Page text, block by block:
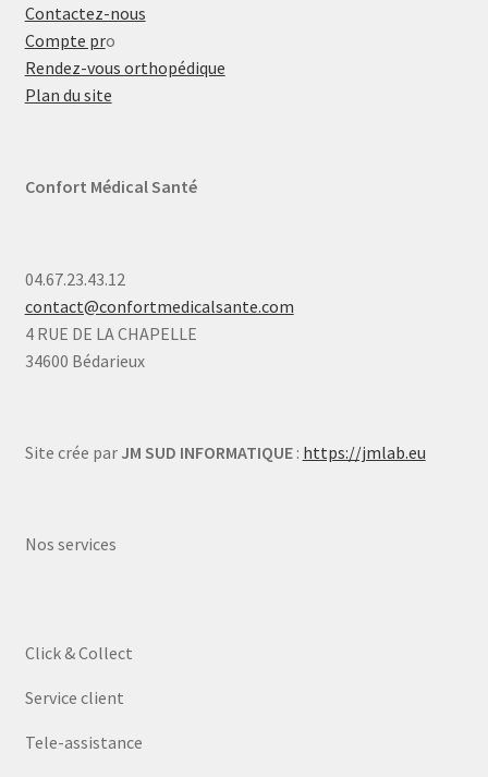
Contactez-nous
Compte pro
Rendez-vous orthopédique
Plan du site
Confort Médical Santé
04.67.23.43.12
contact@confortmedicalsante.com
4 RUE DE LA CHAPELLE
34600 Bédarieux
Site crée par JM SUD INFORMATIQUE: https://jmlab.eu
Nos services
Click & Collect
Service client
Tele-assistance